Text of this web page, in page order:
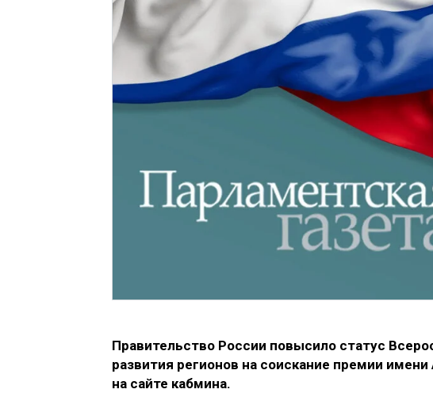
Правительство России повысило статус
развития регионов на соискание премии
на сайте кабмина.